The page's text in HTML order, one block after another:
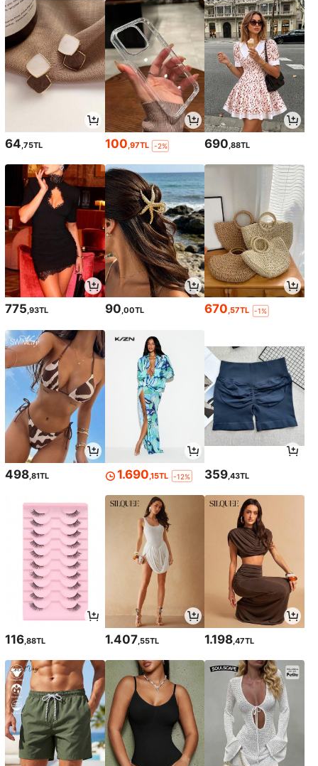
64,75TL 100,97TL -2% 690,88TL
775,93TL 90,00TL 670,57TL -1%
498 ,81TL 1.690 ,15TL -12% 359 ,43TL
116,88TL 1.407,55TL 1.198,47TL